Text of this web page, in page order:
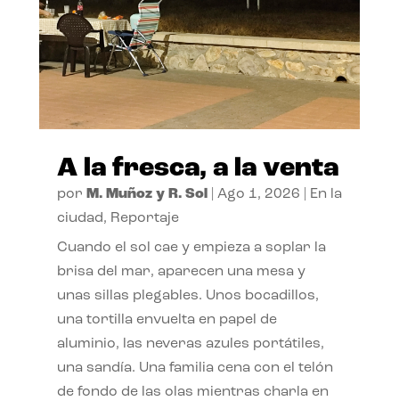
A la fresca, a la venta
por M. Muñoz y R. Sol| Ago 1, 2026
En la
ciudad, Reportaje
Cuando el sol cae y empieza a soplar la
brisa del mar, aparecen una mesa y
unas sillas plegables. Unos bocadillos,
una tortilla envuelta en papel de
aluminio, las neveras azules portátiles,
una sandía. Una familia cena con el telón
de fondo de las olas mientras charla en